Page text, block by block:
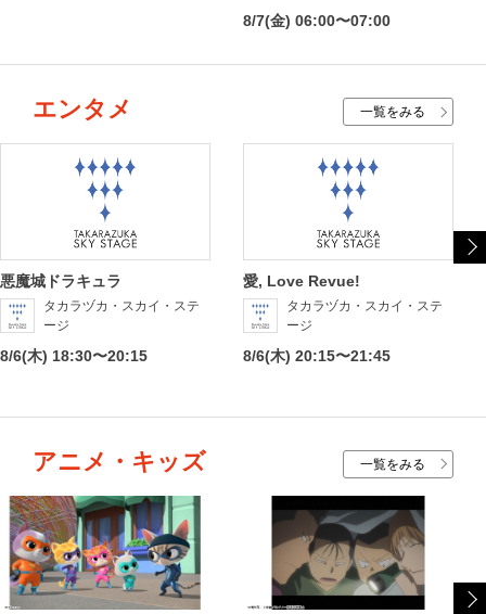
8/7(金) 06:00〜07:00
エンタメ 一覧をみる
悪魔城ドラキュラ
タカラヅカ・スカイ・ステ
ージ
8/6(木) 18:30〜20:15
愛, Love Revue!
タカラヅカ・スカイ・ステ
ージ
8/6(木) 20:15〜21:45
アニメ・キッズ 一覧をみる